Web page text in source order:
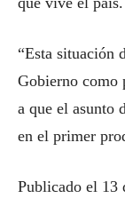
“Esta situación
Gobierno como
a que el asunto
en el primer
Publicado el 13